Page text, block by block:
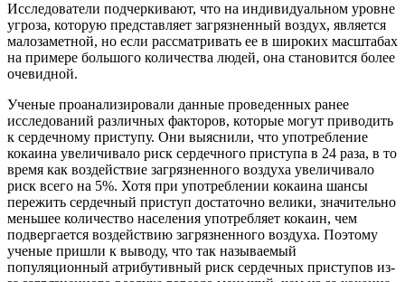
Исследователи подчеркивают, что на индивидуальном уровне
угроза, которую представляет загрязненный воздух, является
малозаметной, но если рассматривать ее в широких масштабах
на примере большого количества людей, она становится более
очевидной.
Ученые проанализировали данные проведенных ранее
исследований различных факторов, которые могут приводить
к сердечному приступу. Они выяснили, что употребление
кокаина увеличивало риск сердечного приступа в 24 раза, в то
время как воздействие загрязненного воздуха увеличивало
риск всего на 5%. Хотя при употреблении кокаина шансы
пережить сердечный приступ достаточно велики, значительно
меньшее количество населения употребляет кокаин, чем
подвергается воздействию загрязненного воздуха. Поэтому
ученые пришли к выводу, что так называемый
популяционный атрибутивный риск сердечных приступов из-